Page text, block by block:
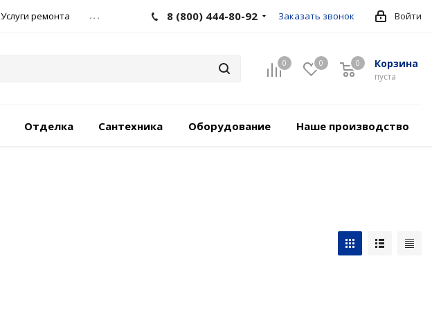
Услуги ремонта ... Войти
8 (800) 444-80-92 Заказать звонок
0 0 Корзина
пуста
0
Отделка Сантехника Оборудование Наше производство